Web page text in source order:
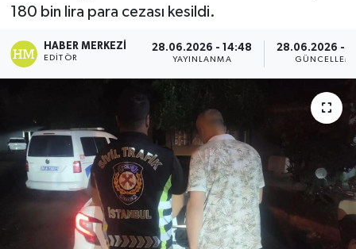
180 bin lira para cezası kesildi.
HABER MERKEZI
EDITÖR
28.06.2026 - 14:48
YAYINLANMA
28.06.2026 -
Dünya
Eğitim
Eleman
Emlak
Gündem
Son Dakika Haberleri
Haber Arşivi